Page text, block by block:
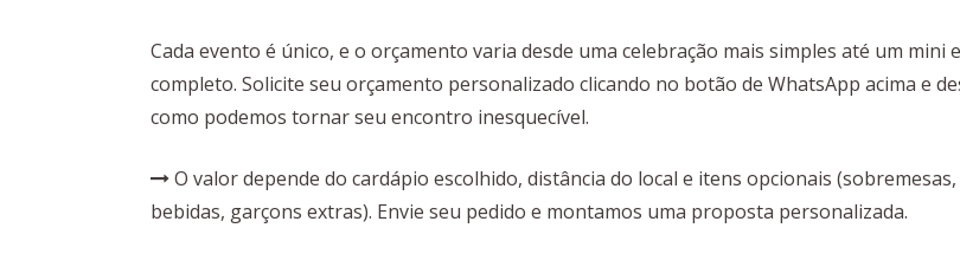
Cada evento é único, e o orçamento varia desde uma celebração mais simples até um mini
completo. Solicite seu orçamento personalizado clicando no botão de WhatsApp acima e
como podemos tornar seu encontro inesquecível.
O valor depende do cardápio escolhido, distância do local e itens opcionais (sobremesas,
bebidas, garçons extras). Envie seu pedido e montamos uma proposta personalizada.